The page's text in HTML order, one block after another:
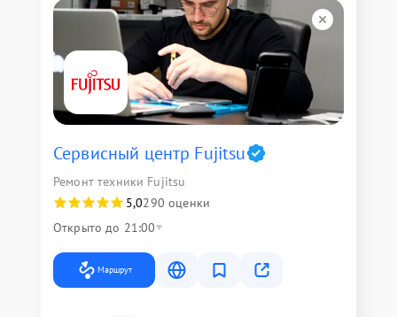
Сервисный центр Fujitsu
Ремонт техники Fujitsu
5,0290 оценки
Открыто до 21:00
Маршрут